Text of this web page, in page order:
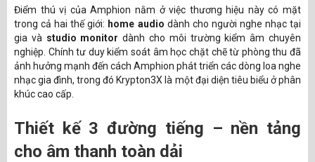
Điểm thú vị của Amphion nằm ở việc thương hiệu này có mặt
trong cả hai thế giới: home audio dành cho người nghe nhạc tại
gia và studio monitor dành cho môi trường kiểm âm chuyên
nghiệp. Chính tư duy kiểm soát âm học chặt chẽ từ phòng thu đã
ảnh hưởng mạnh đến cách Amphion phát triển các dòng loa nghe
nhạc gia đình, trong đó Krypton3X là một đại diện tiêu biểu ở phân
khúc cao cấp.
Thiết kế 3 đường tiếng – nền tảng
cho âm thanh toàn dải